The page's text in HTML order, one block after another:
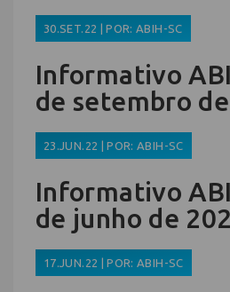
30.SET.22 | POR: ABIH-SC
Informativo
de setembro
23.JUN.22 | POR: ABIH-SC
Informativo
de junho de
17.JUN.22 | POR: ABIH-SC